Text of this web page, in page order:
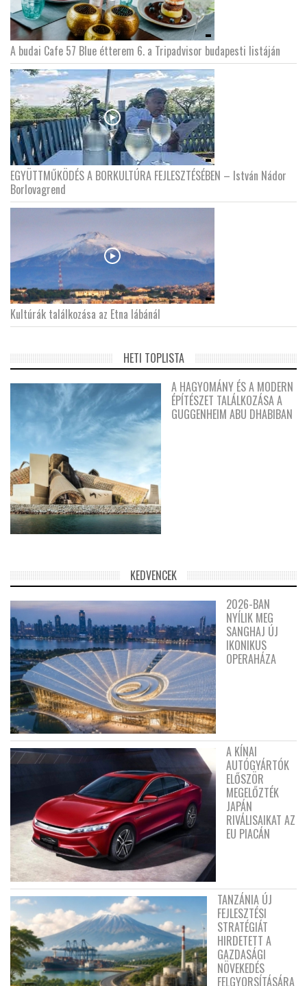
A budai Cafe 57 Blue étterem 6. a Tripadvisor budapesti listáján
EGYÜTTMŰKÖDÉS A BORKULTÚRA FEJLESZTÉSÉBEN – István Nádor
Borlovagrend
Kultúrák találkozása az Etna lábánál
HETI TOPLISTA
A HAGYOMÁNY ÉS A MODERN
ÉPÍTÉSZET TALÁLKOZÁSA A
GUGGENHEIM ABU DHABIBAN
KEDVENCEK
2026-BAN
NYÍLIK MEG
SANGHAJ ÚJ
IKONIKUS
OPERAHÁZA
A KÍNAI
AUTÓGYÁRTÓK
ELŐSZÖR
MEGELŐZTÉK
JAPÁN
RIVÁLISAIKAT AZ
EU PIACÁN
TANZÁNIA ÚJ
FEJLESZTÉSI
STRATÉGIÁT
HIRDETETT A
GAZDASÁGI
NÖVEKEDÉS
FELGYORSÍTÁSÁRA